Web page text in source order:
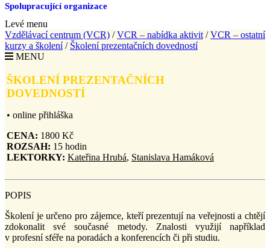
Spolupracující organizace
Levé menu
Vzdělávací centrum (VCR) /VCR – nabídka aktivit /VCR – ostatní
kurzy a školení/ Školení prezentačních dovedností
MENU
ŠKOLENÍ PREZENTAČNÍCH
DOVEDNOSTÍ
• online přihláška
CENA: 1800 Kč
ROZSAH: 15 hodin
LEKTORKY: Kateřina Hrubá, Stanislava Hamáková
POPIS
Školení je určeno pro zájemce, kteří prezentují na veřejnosti a chtějí
zdokonalit své současné metody. Znalosti využijí například
v profesní sféře na poradách a konferencích či při studiu.